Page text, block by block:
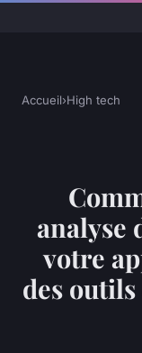
Accueil›High tech
analyse
votre
des outils